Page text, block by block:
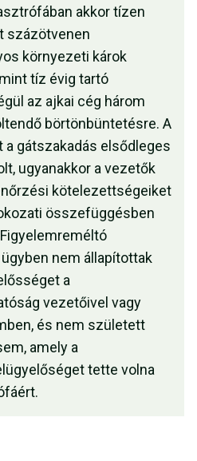
akkor tízen
százötvenen
környezeti károk
tíz évig tartó
az ajkai cég három
börtönbüntetésre. A
gátszakadás elsődleges
ugyanakkor a vezetők
kötelezettségeiket
összefüggésben
nem állapítottak
a
vezetőivel vagy
és nem született
amely a
tette volna